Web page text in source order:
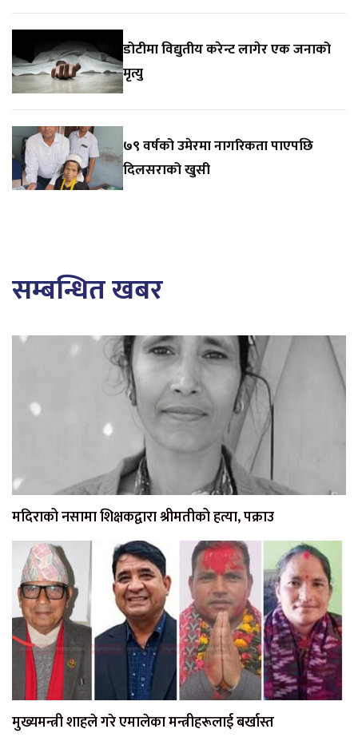
डोटीमा विद्युतीय करेन्ट लागेर एक जनाको
मृत्यु
७९ वर्षको उमेरमा नागरिकता पाएपछि
दिलसराको खुसी
सम्बन्धित खबर
मदिराको नसामा शिक्षकद्वारा श्रीमतीको हत्या, पक्राउ
मुख्यमन्त्री शाहले गरे एमालेका मन्त्रीहरूलाई बर्खास्त